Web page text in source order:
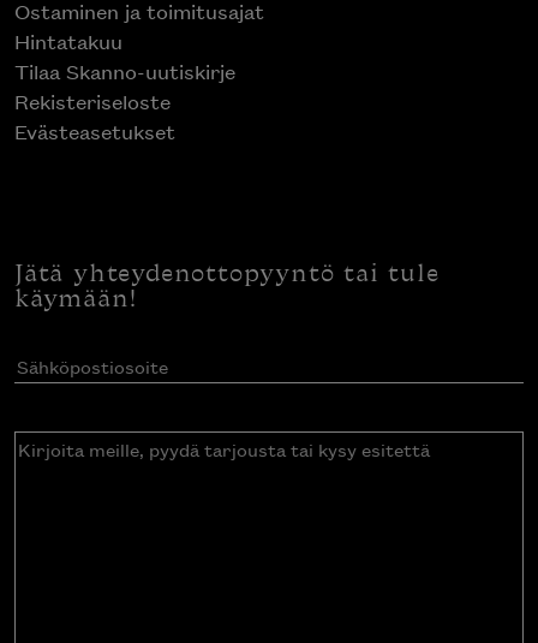
Ostaminen ja toimitusajat
Hintatakuu
Tilaa Skanno-uutiskirje
Rekisteriseloste
Evästeasetukset
Jätä yhteydenottopyyntö tai tule
käymään!
Sähköpostiosoite(Pakollinen)
Kirjoita